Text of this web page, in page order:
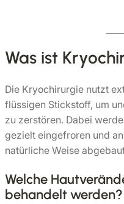
Was ist
Die Kryochirurgie nutzt
flüssigen Stickstoff, um
zu zerstören. Dabei
gezielt eingefroren und
natürliche Weise
Welche
behandelt werden?